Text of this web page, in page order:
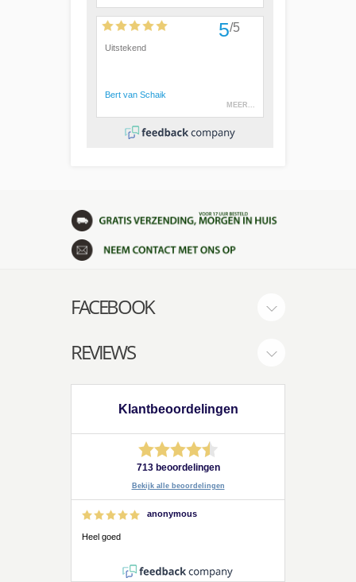
FACEBOOK
REVIEWS
Klantbeoordelingen
713 beoordelingen
Bekijk alle beoordelingen
anonymous
Heel goed